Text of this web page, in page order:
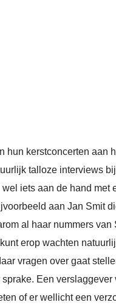
hun kerstconcerten aan
talloze interviews
iets aan de hand met
aan Jan Smit
al haar nummers van
erop wachten
vragen over gaat
sprake. Een verslaggever
of er wellicht een